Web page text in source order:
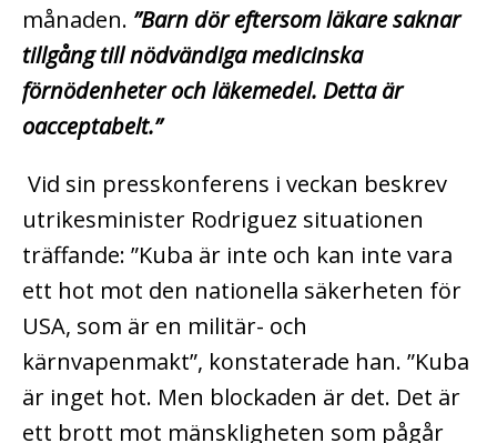
månaden. ”Barn dör eftersom läkare saknar
tillgång till nödvändiga medicinska
förnödenheter och läkemedel. Detta är
oacceptabelt.”
Vid sin presskonferens i veckan beskrev
utrikesminister Rodriguez situationen
träffande: ”Kuba är inte och kan inte vara
ett hot mot den nationella säkerheten för
USA, som är en militär- och
kärnvapenmakt”, konstaterade han. ”Kuba
är inget hot. Men blockaden är det. Det är
ett brott mot mänskligheten som pågår